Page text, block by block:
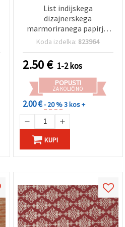
List indijskega
dizajnerskega
marmoriranega papirja,
vintage slog, z
vrtinčastim vzorcem, 120
g/m², 56 × 76 cm, za
scrapbooking, izdelavo
voščilnic, decoupage in
DIY ustvarjanje – HP36
Koda izdelka: 823964
2.50€ 1-2 kos
POPUSTI
ZA KOLIČINO
2.00 €- 20 %3 kos +
KUPI